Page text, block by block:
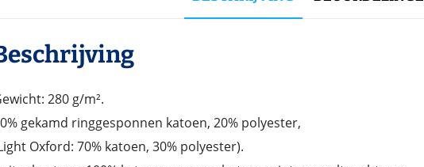
280 g/m².
gekamd ringgesponnen katoen, 20% polyester,
Oxford: 70% katoen, 30% polyester).